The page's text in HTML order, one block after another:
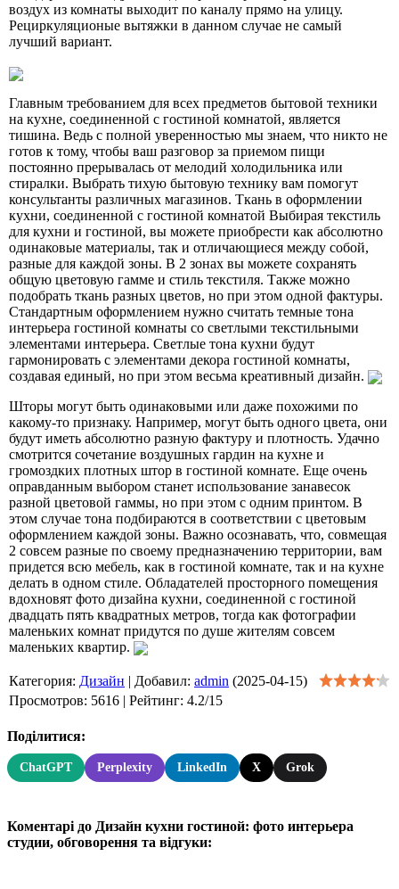
воздух из комнаты выходит по каналу прямо на улицу.
Рециркуляционые вытяжки в данном случае не самый
лучший вариант.
Главным требованием для всех предметов бытовой техники
на кухне, соединенной с гостиной комнатой, является
тишина. Ведь с полной уверенностью мы знаем, что никто не
готов к тому, чтобы ваш разговор за приемом пищи
постоянно прерывалась от мелодий холодильника или
стиралки. Выбрать тихую бытовую технику вам помогут
консультанты различных магазинов. Ткань в оформлении
кухни, соединенной с гостиной комнатой Выбирая текстиль
для кухни и гостиной, вы можете приобрести как абсолютно
одинаковые материалы, так и отличающиеся между собой,
разные для каждой зоны. В 2 зонах вы можете сохранять
общую цветовую гамме и стиль текстиля. Также можно
подобрать ткань разных цветов, но при этом одной фактуры.
Стандартным оформлением нужно считать темные тона
интерьера гостиной комнаты со светлыми текстильными
элементами интерьера. Светлые тона кухни будут
гармонировать с элементами декора гостиной комнаты,
создавая единый, но при этом весьма креативный дизайн.
Шторы могут быть одинаковыми или даже похожими по
какому-то признаку. Например, могут быть одного цвета, они
будут иметь абсолютно разную фактуру и плотность. Удачно
смотрится сочетание воздушных гардин на кухне и
громоздких плотных штор в гостиной комнате. Еще очень
оправданным выбором станет использование занавесок
разной цветовой гаммы, но при этом с одним принтом. В
этом случае тона подбираются в соответствии с цветовым
оформлением каждой зоны. Важно осознавать, что, совмещая
2 совсем разные по своему предназначению территории, вам
придется всю мебель, как в гостиной комнате, так и на кухне
делать в одном стиле. Обладателей просторного помещения
вдохновят фото дизайна кухни, соединенной с гостиной
двадцать пять квадратных метров, тогда как фотографии
маленьких комнат придутся по душе жителям совсем
маленьких квартир.
Категория: Дизайн | Добавил: admin (2025-04-15)
Просмотров: 5616 | Рейтинг: 4.2/15
Поділитися:
ChatGPT Perplexity LinkedIn X Grok
Коментарі до Дизайн кухни гостиной: фото интерьера
студии, обговорення та відгуки: